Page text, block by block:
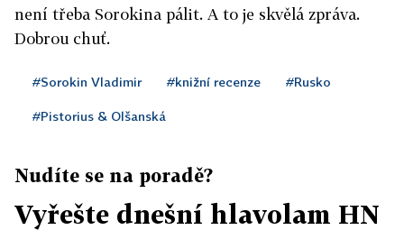
není třeba Sorokina pálit. A to je skvělá zpráva.
Dobrou chuť.
#Sorokin Vladimir #knižní recenze #Rusko
#Pistorius & Olšanská
Nudíte se na poradě?
Vyřešte dnešní hlavolam HN